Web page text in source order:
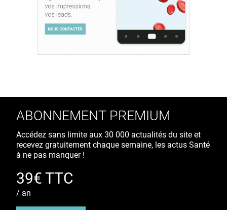
ABONNEMENT PREMIUM
Accédez sans limite aux 30 000 actualités du site et
recevez gratuitement chaque semaine, les actus Santé
à ne pas manquer !
39€ TTC
/ an